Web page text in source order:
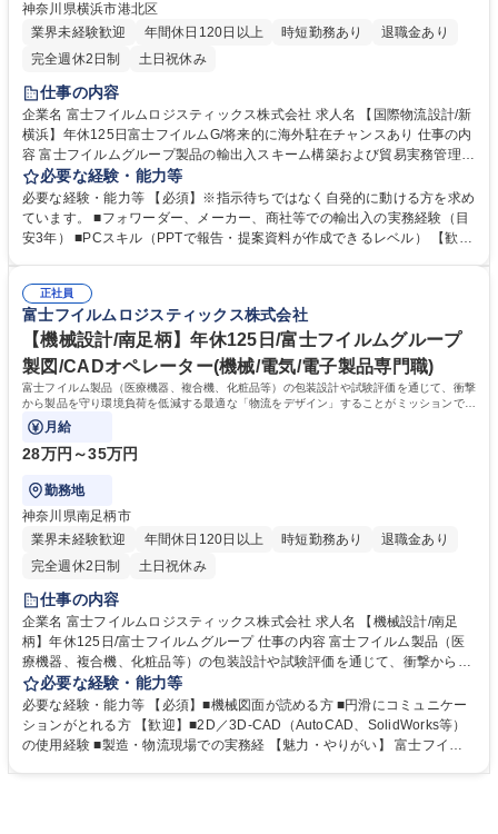
神奈川県横浜市港北区
業界未経験歓迎
年間休日120日以上 時短勤務あり
退職金あり
完全週休2日制
土日祝休み
仕事の内容
企業名 富士フイルムロジスティックス株式会社 求人名 【国際物流設計/新
横浜】年休125日富士フイルムG/将来的に海外駐在チャンスあり 仕事の内
容 富士フイルムグループ製品の輸出入スキーム構築および貿易実務管理を
お任せします。荷主や協力会社と連携し、規制対応やKPI管理、DXを用い
た業務効率化を推進する、戦略的な「物流設計・管理」のポジションで
す。 【具体的には】医療機器や事務機器、化学品など多種多様な製品の輸
出入管理、新規物流スキームの構築、3PL協力会社のマネジメント、トラ
を最適化します。将来的には、海外トレイニー制度や海外駐在を通じ、グ
ローバルな活躍を期待される 中心的役割を担っていただきます。 募集職
種 【国際物流設計/新横浜】年休125日富士フイルムG/将来的に海外駐在チ
ャンスあり
必要な経験・能力等
必要な経験・能力等 【必須】※指示待ちではなく自発的に動ける方を求め
ています。 ■フォワーダー、メーカー、商社等での輸出入の実務経験（目
安3年） ■PCスキル（PPTで報告・提案資料が作成できるレベル） 【歓
ます。現在活躍中のメンバーも、専門性が高く意欲的な方ばかり。ITツー
ルへの抵抗がなく、周囲と積極的にコミュニケーションを取れる方がマッ
チします。 国内外を問わずキャリアを広げたい方に最適です。 学歴・資
格 学歴：大学院 大学 語学力： 資格：
正社員
富士フイルムロジスティックス株式会社
【機械設計/南足柄】年休125日/富士フイルムグループ
製図/CADオペレーター(機械/電気/電子製品専門職)
富士フイルム製品（医療機器、複合機、化粧品等）の包装設計や試験評価を通じて、衝撃
から製品を守り環境負荷を低減する最適な「物流をデザイン」することがミッションで
す。
月給
28万円～35万円
勤務地
神奈川県南足柄市
業界未経験歓迎
年間休日120日以上 時短勤務あり
退職金あり
完全週休2日制
土日祝休み
仕事の内容
企業名 富士フイルムロジスティックス株式会社 求人名 【機械設計/南足
柄】年休125日/富士フイルムグループ 仕事の内容 富士フイルム製品（医
療機器、複合機、化粧品等）の包装設計や試験評価を通じて、衝撃から製
品を守り環境負荷を低減する最適な「物流をデザイン」することがミッシ
ョンです。 【具体的な業務内容】 ■開発段階から参画し、製品特性に合わ
せた包装資材の設計・CADを用いた作図■落下・振動試験機を用いた輸送
時の品質評価・シミュレーション ■将来的には、海外拠点の物流実態調査
必要な経験・能力等
必要な経験・能力等 【必須】■機械図面が読める方 ■円滑にコミュニケー
ションがとれる方 【歓迎】■2D／3D-CAD（AutoCAD、SolidWorks等）
の使用経験 ■製造・物流現場での実務経 【魅力・やりがい】 富士フイル